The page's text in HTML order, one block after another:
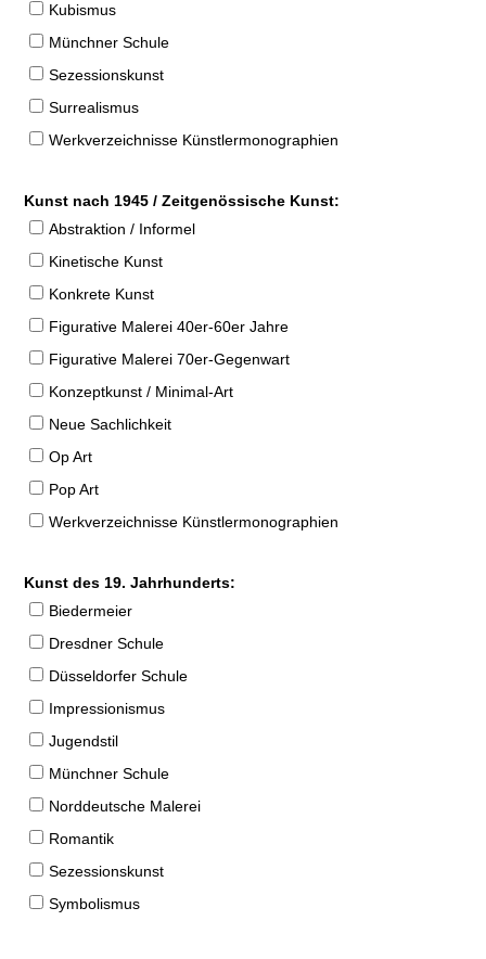
Kubismus
Münchner Schule
Sezessionskunst
Surrealismus
Werkverzeichnisse Künstlermonographien
Kunst nach 1945 / Zeitgenössische Kunst:
Abstraktion / Informel
Kinetische Kunst
Konkrete Kunst
Figurative Malerei 40er-60er Jahre
Figurative Malerei 70er-Gegenwart
Konzeptkunst / Minimal-Art
Neue Sachlichkeit
Op Art
Pop Art
Werkverzeichnisse Künstlermonographien
Kunst des 19. Jahrhunderts:
Biedermeier
Dresdner Schule
Düsseldorfer Schule
Impressionismus
Jugendstil
Münchner Schule
Norddeutsche Malerei
Romantik
Sezessionskunst
Symbolismus